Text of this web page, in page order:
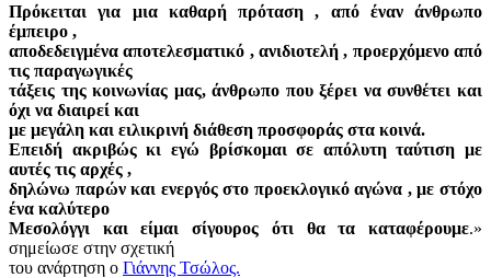
Πρόκειται για μια καθαρή πρόταση , από έναν άνθρωπο
έμπειρο ,
αποδεδειγμένα αποτελεσματικό , ανιδιοτελή , προερχόμενο από
τις παραγωγικές
τάξεις της κοινωνίας μας, άνθρωπο που ξέρει να συνθέτει και
όχι να διαιρεί και
με μεγάλη και ειλικρινή διάθεση προσφοράς στα κοινά.
Επειδή ακριβώς κι εγώ βρίσκομαι σε απόλυτη ταύτιση με
αυτές τις αρχές ,
δηλώνω παρών και ενεργός στο προεκλογικό αγώνα , με στόχο
ένα καλύτερο
Μεσολόγγι και είμαι σίγουρος ότι θα τα καταφέρουμε.»
σημείωσε στην σχετική
του ανάρτηση ο Γιάννης Τσώλος.